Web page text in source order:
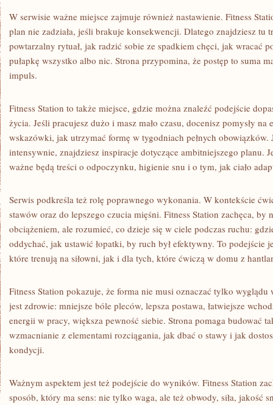
W serwisie ważne miejsce zajmuje również nastawienie. Fitness
plan nie zadziała, jeśli brakuje konsekwencji. Dlatego znajdziesz tu
powtarzalny rytuał, jak radzić sobie ze spadkiem chęci, jak wracać
pułapkę wszystko albo nic. Strona przypomina, że postęp to suma
impuls.
Fitness Station to także miejsce, gdzie można znaleźć podejście
życia. Jeśli pracujesz dużo i masz mało czasu, docenisz pomysły
wskazówki, jak utrzymać formę w tygodniach pełnych obowiązków.
intensywnie, znajdziesz inspiracje dotyczące ambitniejszego planu.
ważne będą treści o odpoczynku, higienie snu i o tym, jak ciało
Serwis podkreśla też rolę poprawnego wykonania. W kontekście
stawów oraz do lepszego czucia mięśni. Fitness Station zachęca, by
obciążeniem, ale rozumieć, co dzieje się w ciele podczas ruchu:
oddychać, jak ustawić łopatki, by ruch był efektywny. To podejście
które trenują na siłowni, jak i dla tych, które ćwiczą w domu z
Fitness Station pokazuje, że forma nie musi oznaczać tylko
jest zdrowie: mniejsze bóle pleców, lepsza postawa, łatwiejsze
energii w pracy, większa pewność siebie. Strona pomaga budować
wzmacnianie z elementami rozciągania, jak dbać o stawy i jak
kondycji.
Ważnym aspektem jest też podejście do wyników. Fitness Station
sposób, który ma sens: nie tylko waga, ale też obwody, siła, jakość